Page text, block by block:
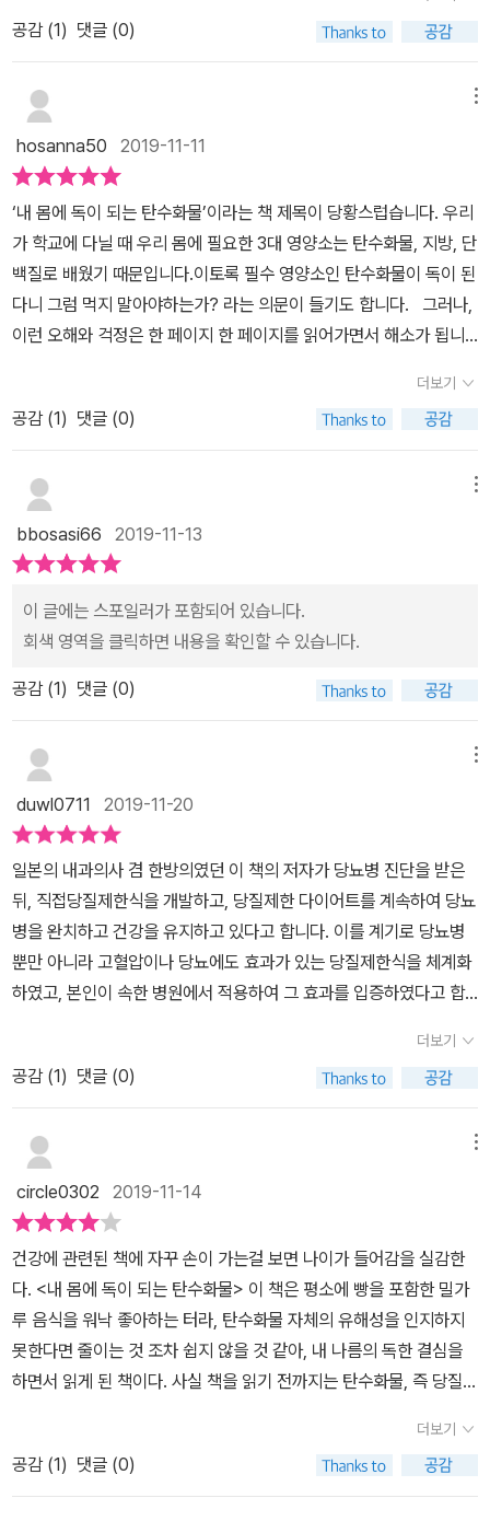
고지혈로 인해 식습관과 운동 처방을 받고 탄수화물을 제한해 체중을
가 끄덕여졌다. ​탄수화물을 너무 섭취하지 않으면 물론 좋지 않지만
과잉 섭취로 인해 남는 부분은 지방으로 변하게 되고 그로 인해 지방
간이나 복부지방이 쌓이게 되어 결과적으로 좋지 않다는 것을 알고는
있었지만 책을 보면서 생각했던 것보다 탄수화물의 위험성에 대해 알
게 되어 가족의 식단을 더 신경써야겠다는 생각이 많이 들었다. 더군
다나 나의 식습관을 따라 아이조차 탄수화물을 좋아하니 건강을 위해
서라도 당질 제한식을 실천해야겠다.
과 식이섬유를 함께 일컫는 말이지만, 이 책에서는 주로 탄수화물을
말하고 있다.인체의 활동에 필요한 영양소를 섭취하는 방법으로는 지
방질, 단백질, 당질 이렇게 3개로 나눌 수 있다.당질을 포도당으로 분
해되어 주에너지원으로 쓰이고 있다는 것이 지금까지 내가 알고 있는
많이 섭취하고, 몸에 해로운 지방질의 섭취를 줄여야 한다고 알고 있
었다.하지만 이 책에서는 그 반대로 이야기하고 있다.지방질이 유익
하고, 당질이 해롭다고 말하고 있다.지방질이 분해되어 생성된 케톤
체라는 것이 포도당의 역할을 충분히 하고 있기에 지나친 당질의 섭
취를 줄여야 한다고 주장한다.당질제한식이란 당질을 만들어내는 탄
수화물 함량이 높은 쌀이나 밀가루와 같은 음식을 피하는 것이다.주
위에서-가끔 방송에서도- 당질제한식을 하는 분들을 가끔 볼 수 있
다.이로 인해 얻을 수 있는 효과는 정말 엄청나다.사실 당질에 가장 민
감한 사람들은 당뇨병 환자들이였고, 그들을 상대로 당질제한식을 제
만, 우울증, 아토피, 편두통, 당뇨병, 심장질환, 뇌졸중, 치매.거의 만
병통치 수준이라고 할 수 있다.오늘날 대부분의 병은 당질을 지나치
게 섭취하는 식습관에서 비롯된다는 사실입니다.분명한 것은 당질을
필요하겠지만, 그와 별개로 먹는 음식에 대해 생각해 봐야 한다.책을
보면서 '당질제한식'에 효능과 식단에 대해 배울 수 있었다.이 책의 내
용에 대한 반론도 있고, 아직까지 완전히 검증된 것은 아니다.하지만
지는 생각해 볼 일이다.'골고루, 적당히'가 무엇이든 진리에 가까운 것
같다.
공감 (1) 댓글 (0)
hosanna50 2019-11-11
‘내 몸에 독이 되는 탄수화물’이라는 책 제목이 당황스럽습니다. 우리
가 학교에 다닐 때 우리 몸에 필요한 3대 영양소는 탄수화물, 지방, 단
백질로 배웠기 때문입니다.이토록 필수 영양소인 탄수화물이 독이 된
다니 그럼 먹지 말아야하는가? 라는 의문이 들기도 합니다. 그러나,
이런 오해와 걱정은 한 페이지 한 페이지를 읽어가면서 해소가 됩니
을 받고, 스스로 개발한 ‘당질제한식’으로 관리한 결과, 6개월만에 당
뇨병을 극복했다고 합니다. 그리고, 그 이후 지금까지 당질제한식의
전도사로 활동하면서 3,300명이 넘는 당질제한식의 효과의 실제사
례를 입증하고 있습니다. 우리가 잘 아는 대로, 탄수화물은 당질과
식이섬유로 이루어져 있습니다. 이 책에서 다루고 있는 주제는 여러
가지 우리 건강에 해로운 당질에 대하여 집중 설명하고 있습니다.제
가 알기로도 우리의 실생활에서 당질은 심각하게 점증되고 있다고 생
각합니다. 음식을 만들 때도 설탕 등 당질이 들어가고, 패스트푸드점
나 과자 등 도처에는 당질의 유혹이 넘쳐 납니다. 우리도 위식하지 못
다 분비되고, 균형이 깨져서 다양한 생활습관병의 요인이 된다고 말
합니다. 3대 영양소 중에서 혈당치를 높이는 물질은 당질 뿐이라고
설명합니다.이 책의 부록으로 된, ‘당질제한식 실천편’에 보면, 당질이
취를 피하고, 그 대신 육류와 생선을 적극 권장하고 있습니다. 그리
고, 당질이 많지 않는 음주도 무방하다고 설명해 주고 있습니다.당질
제한식에는 세 가지가 있는데, 첫 번째로 슈퍼 당질제한식으로 세 끼
모두 덩질을 제한하며, 주식을 섭취하지 않는 것입니다. 두 번 째로
스탠다드 당질제한식으로 세 끼 중 두 끼의 당질을 제한하고 한 끼만
주식을 취하고 권고합니다. 세 번째로 쁘띠 당질제한식이 있는데, 이
방법은 세 끼 중 한 끼만 당질을 제한하는 방법입니다. 이 책의 차례
나는 평소에 커피도 단 커리를 좋아합니다. 실례를 들면, 스타벅스의
‘카라멜 마끼야또’ 광팬이기도 합니다. 그러나 이 책을 읽으니, 건강하
기 위해서는 단 것을 줄이는 습관이 필수적이라고 생각합니다.
더보기
공감 (1) 댓글 (0)
bbosasi66 2019-11-13
이 글에는 스포일러가 포함되어 있습니다.
회색 영역을 클릭하면 내용을 확인할 수 있습니다.
공감 (1) 댓글 (0)
duwl0711 2019-11-20
일본의 내과의사 겸 한방의였던 이 책의 저자가 당뇨병 진단을 받은
뒤, 직접당질제한식을 개발하고, 당질제한 다이어트를 계속하여 당뇨
병을 완치하고 건강을 유지하고 있다고 합니다. 이를 계기로 당뇨병
뿐만 아니라 고혈압이나 당뇨에도 효과가 있는 당질제한식을 체계화
하였고, 본인이 속한 병원에서 적용하여 그 효과를 입증하였다고 합
졌다고 합니다. 이에따라 하루에 몇 번씩 혈당치가 높아지게 되고, 온
몸의 현관이 조금씩 손상되어 혈관에 치명적인 결함을주어 심근경색,
뇌경색과 같은 질병도 일으킨다고 합니다. 당질로인하여 당뇨병, 대
사증후군, 비만, 고혈압 뿐만 아니라 혈관 질환까지 영향을 주고 있다
관계에 대해서 상세히 설명하고 있으며,대표적 질병 이외의 다양한
질병 증상의 원인이 되는 당질 과다증에 대해서도 설명하고 있으며,
당질제한으로 인한 부수적인 효과에 대해서도 언급하고 있습니다. 일
부 질병이나 경구 혈당 강화제 및 인슐린투약을 하시는 분들에 대해
서는 주의가 필요하다는 것도 언급하고 있으니, 해당 사항이 없는지
꼭 확인하시기바랍니다. 내용 중에 가장 관심이 많은 암과 혈관질환
에 영향이 있다는 것이 흥미로웠습니다.아직 연구가 진행중이지만,
암을 예방하거나 치료하는데 케톤체가 주목을 받고 있다고 합니다.
동물실험 단계에서 암세포 증식억제 효과가 있다고 하며, 암환자가당
더보기
공감 (1) 댓글 (0)
circle0302 2019-11-14
건강에 관련된 책에 자꾸 손이 가는걸 보면 나이가 들어감을 실감한
다. <내 몸에 독이 되는 탄수화물> 이 책은 평소에 빵을 포함한 밀가
루 음식을 워낙 좋아하는 터라, 탄수화물 자체의 유해성을 인지하지
못한다면 줄이는 것 조차 쉽지 않을 것 같아, 내 나름의 독한 결심을
하면서 읽게 된 책이다. ​사실 책을 읽기 전까지는 탄수화물, 즉 당질은
람에게 없어서는 안되며 인체에서 스스로 만들어 내지 못하는 물질들
로 반드시 음식을 통해 섭취를 해야하는 영양소로서, 당질이 식사를
통해 섭취해야 할 최소 필요량이 '0'이며, 따로 섭취하지 않고도 단백
더보기
공감 (1) 댓글 (0)